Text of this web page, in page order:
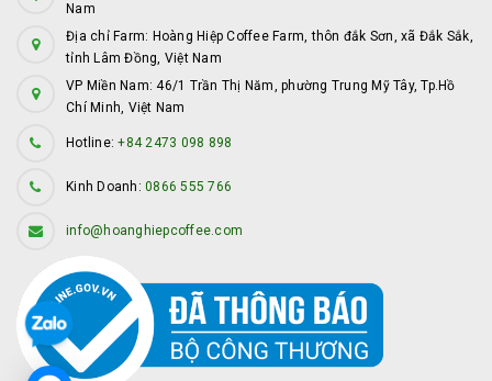
Nam
Địa chỉ Farm: Hoàng Hiệp Coffee Farm, thôn đắk Sơn, xã Đắk Sắk,
tỉnh Lâm Đồng, Việt Nam
VP Miền Nam: 46/1 Trần Thị Năm, phường Trung Mỹ Tây, Tp.Hồ
Chí Minh, Việt Nam
Hotline:+84 2473 098 898
Kinh Doanh: 0866 555 766
info@hoanghiepcoffee.com